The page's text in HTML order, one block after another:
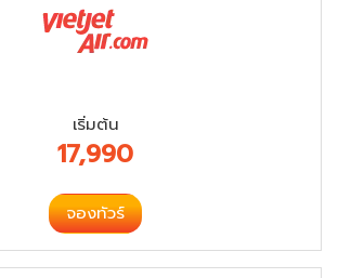
เริ่มต้น
17,990
จองทัวร์